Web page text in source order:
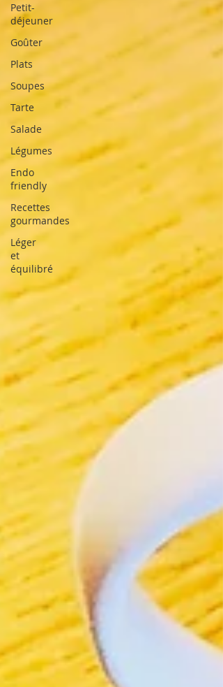
Petit-
déjeuner
Goûter
Plats
Soupes
Tarte
Salade
Légumes
Endo
friendly
Recettes
gourmandes
Léger
et
équilibré